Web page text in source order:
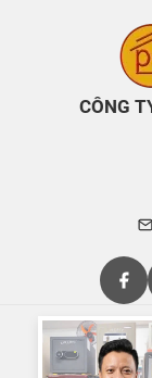
CÔNG